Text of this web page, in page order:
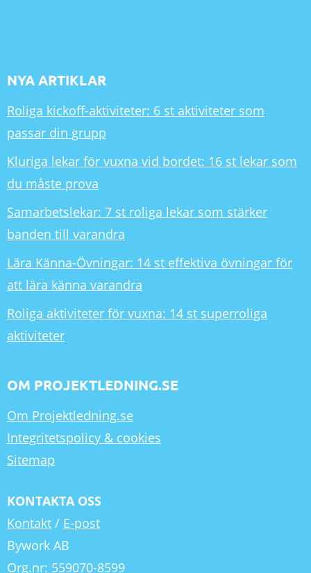
NYA ARTIKLAR
Roliga kickoff-aktiviteter: 6 st aktiviteter som
passar din grupp
Kluriga lekar för vuxna vid bordet: 16 st lekar som
du måste prova
Samarbetslekar: 7 st roliga lekar som stärker
banden till varandra
Lära Känna-Övningar: 14 st effektiva övningar för
att lära känna varandra
Roliga aktiviteter för vuxna: 14 st superroliga
aktiviteter
OM PROJEKTLEDNING.SE
Om Projektledning.se
Integritetspolicy & cookies
Sitemap
KONTAKTA OSS
Kontakt / E-post
Bywork AB
Org.nr: 559070-8599